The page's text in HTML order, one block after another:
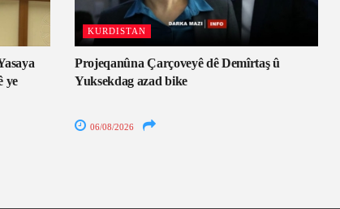
ye
KURDISTAN
Projeqanûna Çarçoveyê dê Demîrtaş û
Yuksekdag azad bike
06/08/2026